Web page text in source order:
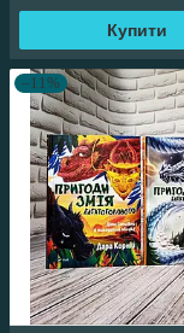
Купити
–11%